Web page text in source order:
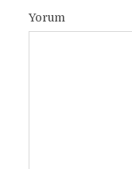
Yorum